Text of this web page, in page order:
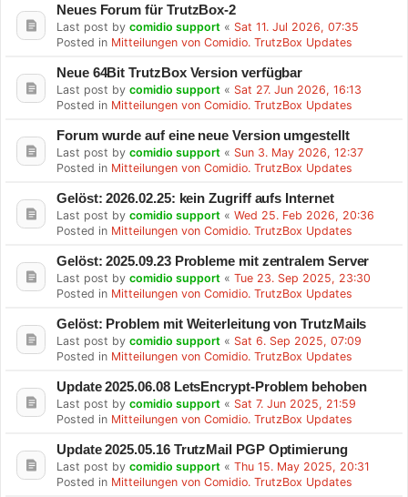
Neues Forum für TrutzBox-2
Last post by comidio support « Sat 11. Jul 2026, 07:35
Posted in Mitteilungen von Comidio. TrutzBox Updates
Neue 64Bit TrutzBox Version verfügbar
Last post by comidio support « Sat 27. Jun 2026, 16:13
Posted in Mitteilungen von Comidio. TrutzBox Updates
Forum wurde auf eine neue Version umgestellt
Last post by comidio support « Sun 3. May 2026, 12:37
Posted in Mitteilungen von Comidio. TrutzBox Updates
Gelöst: 2026.02.25: kein Zugriff aufs Internet
Last post by comidio support « Wed 25. Feb 2026, 20:36
Posted in Mitteilungen von Comidio. TrutzBox Updates
Gelöst: 2025.09.23 Probleme mit zentralem Server
Last post by comidio support « Tue 23. Sep 2025, 23:30
Posted in Mitteilungen von Comidio. TrutzBox Updates
Gelöst: Problem mit Weiterleitung von TrutzMails
Last post by comidio support « Sat 6. Sep 2025, 07:09
Posted in Mitteilungen von Comidio. TrutzBox Updates
Update 2025.06.08 LetsEncrypt-Problem behoben
Last post by comidio support « Sat 7. Jun 2025, 21:59
Posted in Mitteilungen von Comidio. TrutzBox Updates
Update 2025.05.16 TrutzMail PGP Optimierung
Last post by comidio support « Thu 15. May 2025, 20:31
Posted in Mitteilungen von Comidio. TrutzBox Updates